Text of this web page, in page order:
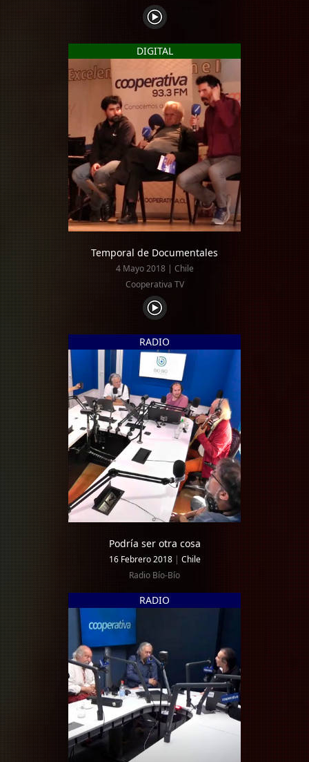
DIGITAL
Temporal de Documentales
4 Mayo 2018 | Chile
Cooperativa TV
RADIO
Podría ser otra cosa
16 Febrero 2018| Chile
Radio Bío-Bío
RADIO